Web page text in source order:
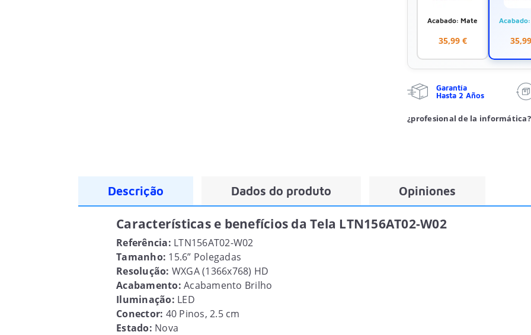
Acabado: Mate
35,99 €
Garantía
Hasta 2 Años
¿profesional de la
Descrição Dados do produto Opiniones
Características e benefícios da Tela LTN156AT02-W02
Referência: LTN156AT02-W02
Tamanho: 15.6” Polegadas
Resolução: WXGA (1366x768) HD
Acabamento: Acabamento Brilho
Iluminação: LED
Conector: 40 Pinos, 2.5 cm
Estado: Nova